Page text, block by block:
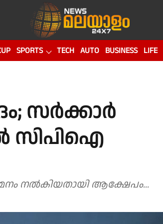
SPORTS TECH AUTO BUSINESS LIFE
സർക്കാർ
സിപിഐ
നൽകിയതായി ആക്ഷേപം...